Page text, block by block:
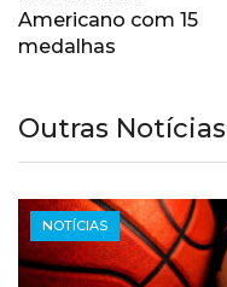
Americano com 15
medalhas
Outras Notícias
NOTÍCIAS